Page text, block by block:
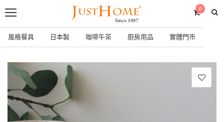
0
風格餐具 日本製 咖啡午茶 廚房用品 實體門市